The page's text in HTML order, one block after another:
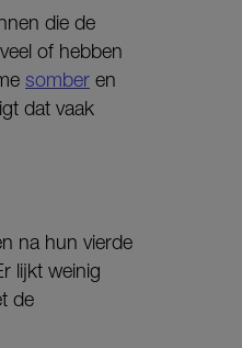
die de
of hebben
somber en
dat vaak
na hun vierde
lijkt weinig
de